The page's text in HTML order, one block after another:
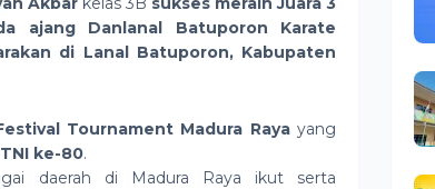
ajang Danlanal Batuporon Karate
di Lanal Batuporon, Kabupaten
Tournament Madura Rayayang
ke-80.
daerah di Madura Raya ikut serta